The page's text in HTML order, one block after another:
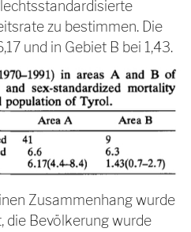
zu bestimmen. Die
und in Gebiet B bei 1,43.
Zusammenhang wurde
die Bevölkerung wurde